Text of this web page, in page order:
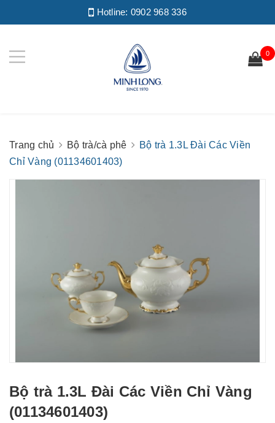
Hotline: 0902 968 336
0
Trang chủ Bộ trà/cà phê
Bộ trà 1.3L Đài Các Viền
Chỉ Vàng (01134601403)
Bộ trà 1.3L Đài Các Viền Chỉ Vàng
(01134601403)